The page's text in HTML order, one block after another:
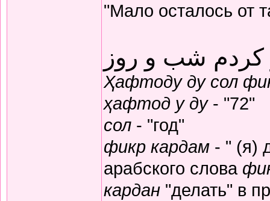
"Мало осталось от
کردم شب و روز
Ҳафтоду ду сол
ҳафтод у ду- "72"
сол - "год"
фикр кардам - " (я)
арабского слова
кардан "делать" в